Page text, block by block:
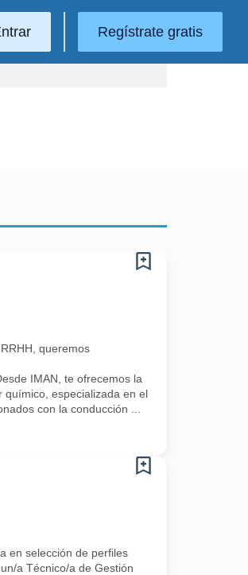
Regístrate gratis
queremos
IMAN, te ofrecemos la
especializada en el
con la conducción ...
en selección de perfiles
a Técnico/a de Gestión